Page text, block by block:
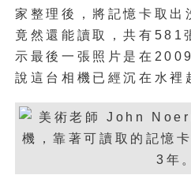
家整理後，將記憶卡取出
竟然還能讀取，共有581
示最後一張照片是在
說這台相機已經沉在水裡